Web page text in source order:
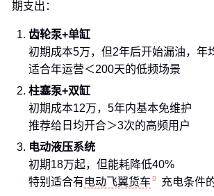
期支出：
齿轮泵+单缸
初期成本5万，但2年后开始漏油，年
适合年运营＜200天的低频场景
柱塞泵+双缸
初期成本12万，5年内基本免维护
推荐给日均开合＞3次的高频用户
电动液压系统
初期18万起，但能耗降低40%
特别适合有电动飞翼货车 充电条件